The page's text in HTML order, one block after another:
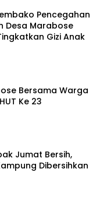
Pencegahan
Desa Marabose
Gizi Anak
Bersama Warga
Ke 23
Jumat Bersih,
Dibersihkan